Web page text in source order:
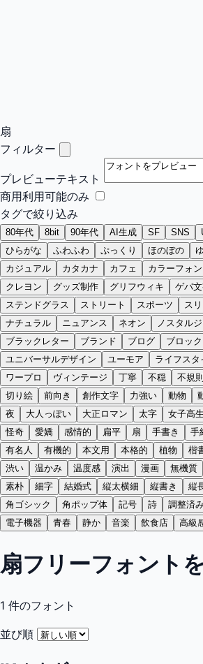
扇
フィルター
プレビューテキスト
商用利用可能のみ
タグで絞り込み
80年代 8bit 90年代 AI生成 SF SNS
ひらがな
ふわふわ ぷっくり ほのぼの
カジュアル
カタカナ カフェ カラーフォン
クレヨン
グッズ制作 グリフウィキ ゲバ
ステンドグラス
ストリート スポーツ ス
ナチュラル
ニュアンス ネオン ノスタル
ブラックレター
ブランド ブログ ブロック
ユニバーサルデザイン
ユーモア ライフスタ
ワープロ
ヴィンテージ 丁寧 不穏 不規則
切り絵
前向き 創作文字 力強い 動物
夜
大人っぽい 大正ロマン 太字 女子高生
怪奇
愛嬌 感情的 扁平 扇 手書き 手
有名人
有機的 本文用 本格的 植物 楷
渋い
温かみ 温度感 演出 漫画 無機質
素朴
細字 結婚式 縦太横細 縦書き 縦
角ゴシック
角ポップ体 記号 詩 調整済
電子機器
青春 静か 音楽 飲食店 高級
扇フリーフォント
1 件のフォント
並び順